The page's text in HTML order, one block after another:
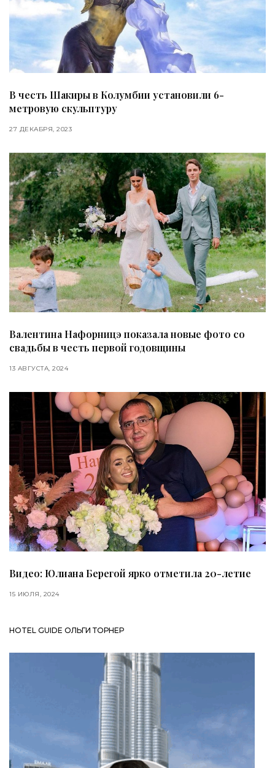
В честь Шакиры в Колумбии установили 6-
метровую скульптуру
27 ДЕКАБРЯ, 2023
Валентина Нафорницэ показала новые фото со
свадьбы в честь первой годовщины
13 АВГУСТА, 2024
Видео: Юлиана Берегой ярко отметила 20-летие
15 ИЮЛЯ, 2024
HOTEL GUIDE ОЛЬГИ ТОРНЕР